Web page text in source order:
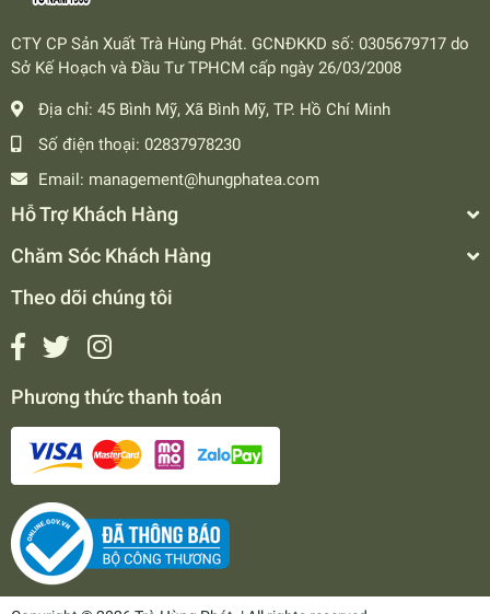
CTY CP Sản Xuất Trà Hùng Phát. GCNĐKKD số: 0305679717 do
Sở Kế Hoạch và Đầu Tư TPHCM cấp ngày 26/03/2008
Địa chỉ: 45 Bình Mỹ, Xã Bình Mỹ, TP. Hồ Chí Minh
Số điện thoại: 02837978230
Email: management@hungphatea.com
Hỗ Trợ Khách Hàng
Chăm Sóc Khách Hàng
Theo dõi chúng tôi
Phương thức thanh toán